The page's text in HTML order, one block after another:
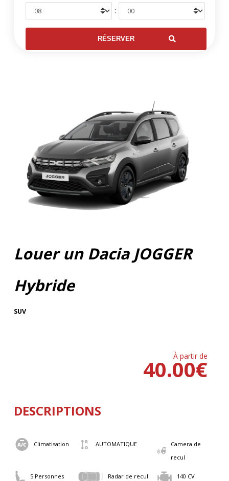
:
Louer un Dacia JOGGER
Hybride
SUV
À partir de
€
40.00
DESCRIPTIONS
Climatisation AUTOMATIQUE
Camera de
recul
5 Personnes Radar de recul 140 CV